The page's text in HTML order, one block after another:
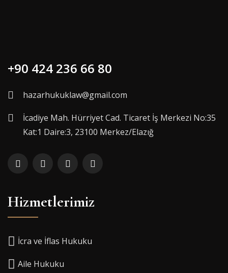
+90 424 236 66 80
hazarhukuklaw@gmail.com
İcadiye Mah. Hürriyet Cad. Ticaret İş Merkezi No:35
Kat:1 Daire:3, 23100 Merkez/Elazığ
Hizmetlerimiz
İcra ve İflas Hukuku
Aile Hukuku